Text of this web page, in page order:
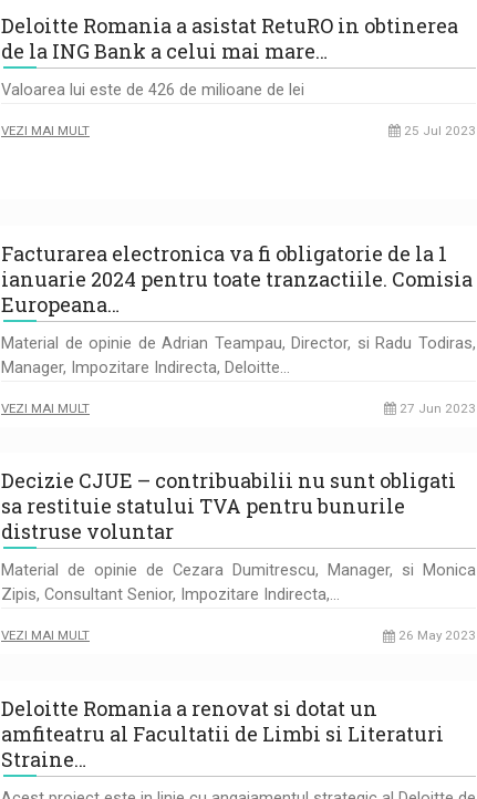
Deloitte Romania a asistat RetuRO in obtinerea
de la ING Bank a celui mai mare…
Valoarea lui este de 426 de milioane de lei
VEZI MAI MULT 25 Jul 2023
Facturarea electronica va fi obligatorie de la 1
ianuarie 2024 pentru toate tranzactiile. Comisia
Europeana…
Material de opinie de Adrian Teampau, Director, si Radu Todiras,
Manager, Impozitare Indirecta, Deloitte…
VEZI MAI MULT 27 Jun 2023
Decizie CJUE – contribuabilii nu sunt obligati
sa restituie statului TVA pentru bunurile
distruse voluntar
Material de opinie de Cezara Dumitrescu, Manager, si Monica
Zipis, Consultant Senior, Impozitare Indirecta,…
VEZI MAI MULT 26 May 2023
Deloitte Romania a renovat si dotat un
amfiteatru al Facultatii de Limbi si Literaturi
Straine…